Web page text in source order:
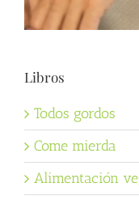
Libros
Todos gordos
Come mierda
Alimentación